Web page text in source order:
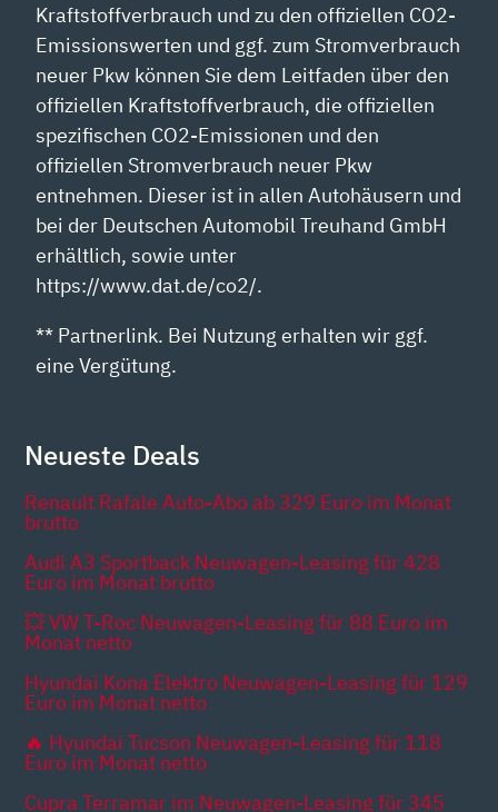
Kraftstoffverbrauch und zu den offiziellen CO2-
Emissionswerten und ggf. zum Stromverbrauch
neuer Pkw können Sie dem Leitfaden über den
offiziellen Kraftstoffverbrauch, die offiziellen
spezifischen CO2-Emissionen und den
offiziellen Stromverbrauch neuer Pkw
entnehmen. Dieser ist in allen Autohäusern und
bei der Deutschen Automobil Treuhand GmbH
erhältlich, sowie unter
https://www.dat.de/co2/.
** Partnerlink. Bei Nutzung erhalten wir ggf.
eine Vergütung.
Neueste Deals
Renault Rafale Auto-Abo ab 329 Euro im Monat
brutto
Audi A3 Sportback Neuwagen-Leasing für 428
Euro im Monat brutto
💥 VW T-Roc Neuwagen-Leasing für 88 Euro im
Monat netto
Hyundai Kona Elektro Neuwagen-Leasing für 129
Euro im Monat netto
🔥 Hyundai Tucson Neuwagen-Leasing für 118
Euro im Monat netto
Cupra Terramar im Neuwagen-Leasing für 345